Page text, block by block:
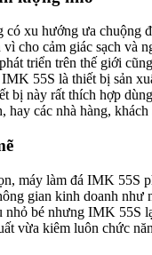
có xu hướng ưa chuộng
cho cảm giác sạch và
triển trên thế giới
55S là thiết bị sản
bị này rất thích hợp
hay các nhà hàng,
máy làm đá IMK 55S
gian kinh doanh như
bé nhưng IMK 55S
vừa kiêm luôn chức